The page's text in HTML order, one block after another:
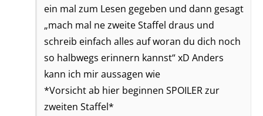
ein mal zum Lesen gegeben und dann gesagt
„mach mal ne zweite Staffel draus und
schreib einfach alles auf woran du dich noch
so halbwegs erinnern kannst“ xD Anders
kann ich mir aussagen wie
*Vorsicht ab hier beginnen SPOILER zur
zweiten Staffel*